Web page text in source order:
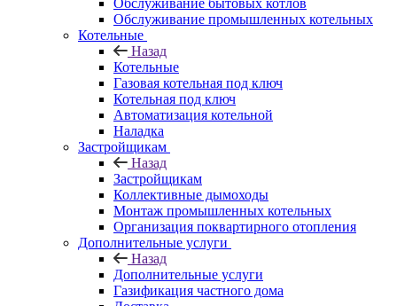
Обслуживание бытовых котлов
Обслуживание промышленных котельных
Котельные
Назад
Котельные
Газовая котельная под ключ
Котельная под ключ
Автоматизация котельной
Наладка
Застройщикам
Назад
Застройщикам
Коллективные дымоходы
Монтаж промышленных котельных
Организация поквартирного отопления
Дополнительные услуги
Назад
Дополнительные услуги
Газификация частного дома